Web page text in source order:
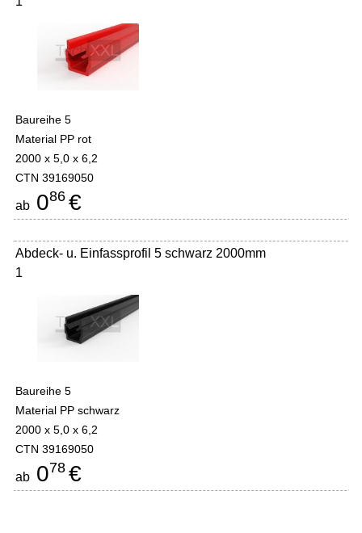
Baureihe 5
Material PP rot
2000 x 5,0 x 6,2
CTN 39169050
ab 086 €
Abdeck- u. Einfassprofil 5 schwarz 2000mm
1
Baureihe 5
Material PP schwarz
2000 x 5,0 x 6,2
CTN 39169050
ab 078 €